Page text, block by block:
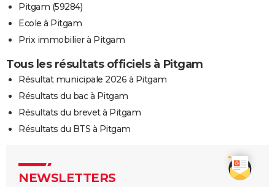
Pitgam (59284)
Ecole à Pitgam
Prix immobilier à Pitgam
Tous les résultats officiels à Pitgam
Résultat municipale 2026 à Pitgam
Résultats du bac à Pitgam
Résultats du brevet à Pitgam
Résultats du BTS à Pitgam
NEWSLETTERS